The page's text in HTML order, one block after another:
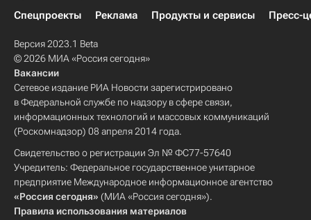
Спецпроекты
Реклама Продукты и сервисы Пресс-
Версия 2023.1 Beta
© 2026 МИА «Россия сегодня»
Вакансии
Сетевое издание РИА Новости зарегистрировано
в Федеральной службе по надзору в сфере связи,
информационных технологий и массовых коммуникаций
(Роскомнадзор) 08 апреля 2014 года.
Свидетельство о регистрации Эл № ФС77-57640
Учредитель: Федеральное государственное унитарное
предприятие Международное информационное агентство
«Россия сегодня» (МИА «Россия сегодня»).
Правила использования материалов